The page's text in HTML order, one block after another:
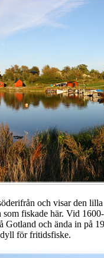
och visar den
som fiskade här. Vid
Gotland och ända in på
för fritidsfiske.